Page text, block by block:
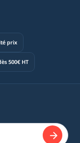
prix
500€ HT